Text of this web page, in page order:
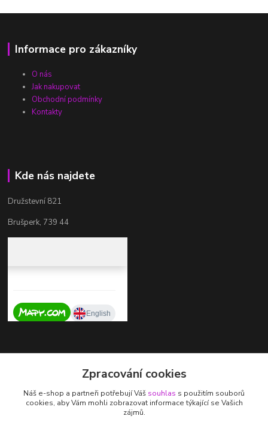
Informace pro zákazníky
O nás
Jak nakupovat
Obchodní podmínky
Kontakty
Kde nás najdete
Družstevní 821
Brušperk, 739 44
+420 737 725 324
(Po-Pá, 9-17 hod.)
Zpracování cookies
Náš e-shop a partneři potřebují Váš souhlas s použitím souborů
cookies, aby Vám mohli zobrazovat informace týkající se Vašich
zájmů.